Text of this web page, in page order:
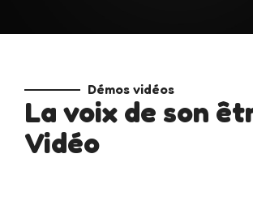
Démos vidéos
La voix de son
Vidéo